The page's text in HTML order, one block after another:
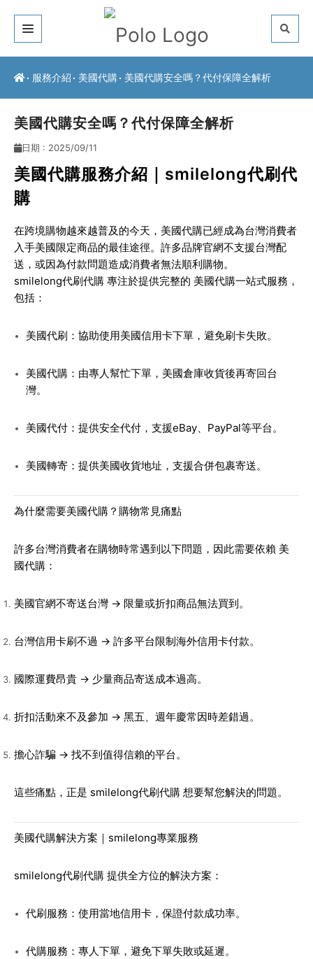
關於我們
常見問題
最新公告
聯絡方式
服務介紹 美國代購 美國代購安全嗎？代付保障全解析
美國代購安全嗎？代付保障全解析
日期 : 2025/09/11
美國代購服務介紹｜smilelong代刷代
購
在跨境購物越來越普及的今天， 美國代購已經成為台灣消費者
入手美國限定商品的最佳途徑。許多品牌官網不支援台灣配
送，或因為付款問題造成消費者無法順利購物。
smilelong代刷代購 專注於提供完整的 美國代購一站式服務 ，
包括：
美國代刷 ：協助使用美國信用卡下單，避免刷卡失敗。
美國代購：由專人幫忙下單，美國倉庫收貨後再寄回台
灣。
美國代付：提供安全代付，支援eBay、PayPal等平台。
美國轉寄：提供美國收貨地址，支援合併包裹寄送。
為什麼需要美國代購？購物常見痛點
許多台灣消費者在購物時常遇到以下問題，因此需要依賴 美
國代購 ：
美國官網不寄送台灣 → 限量或折扣商品無法買到。
台灣信用卡刷不過 → 許多平台限制海外信用卡付款。
國際運費昂貴 → 少量商品寄送成本過高。
折扣活動來不及參加 → 黑五、週年慶常因時差錯過。
擔心詐騙 → 找不到值得信賴的平台。
這些痛點，正是 smilelong代刷代購 想要幫您解決的問題。
美國代購解決方案｜smilelong專業服務
smilelong代刷代購 提供全方位的解決方案：
代刷服務 ：使用當地信用卡，保證付款成功率。
代購服務 ：專人下單，避免下單失敗或延遲。